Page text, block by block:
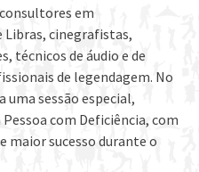
em
Libras, cinegrafistas,
técnicos de áudio e de
de legendagem. No
uma sessão especial,
com Deficiência, com
maior sucesso durante o